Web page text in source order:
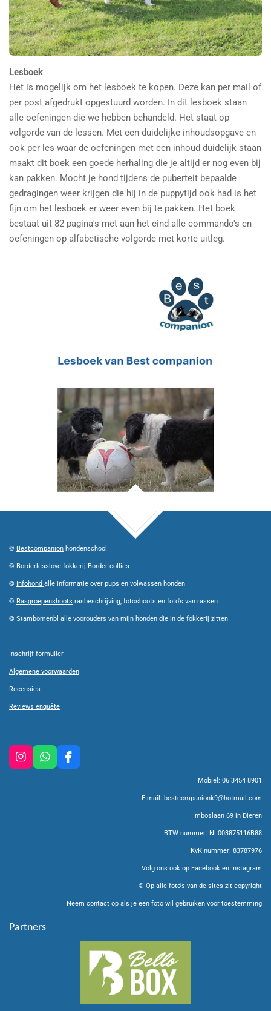
Lesboek
Het is mogelijk om het lesboek te kopen. Deze kan per mail of
per post afgedrukt opgestuurd worden. In dit lesboek staan
alle oefeningen die we hebben behandeld. Het staat op
volgorde van de lessen. Met een duidelijke inhoudsopgave en
ook per les waar de oefeningen met een inhoud duidelijk staan
maakt dit boek een goede herhaling die je altijd er nog even bij
kan pakken. Mocht je hond tijdens de puberteit bepaalde
gedragingen weer krijgen die hij in de puppytijd ook had is het
fijn om het lesboek er weer even bij te pakken. Het boek
bestaat uit 82 pagina's met aan het eind alle commando's en
oefeningen op alfabetische volgorde met korte uitleg.
© Bestcompanion hondenschool
© Borderlesslove fokkerij Border collies
© Infohond alle informatie over pups en volwassen honden
© Rasgroepenshoots rasbeschrijving, fotoshoots en foto's van rassen
© Stambomenbl alle voorouders van mijn honden die in de fokkerij zitten
Inschrijf formulier
Algemene voorwaarden
Recensies
Reviews enquête
I
n
W
h
F
a
Mobiel: 06 3454 8901
E-mail: bestcompanionk9@hotmail.com
Imboslaan 69 in Dieren
BTW nummer: NL003875116B88
KvK nummer: 83787976
Volg ons ook op Facebook en Instagram
© Op alle foto's van de sites zit copyright
Neem contact op als je een foto wil gebruiken voor toestemming
Partners